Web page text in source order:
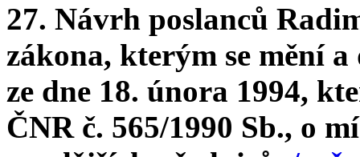
27. Návrh poslanců
zákona, kterým se mění
ze dne 18. února 1994,
ČNR č. 565/1990 Sb., o